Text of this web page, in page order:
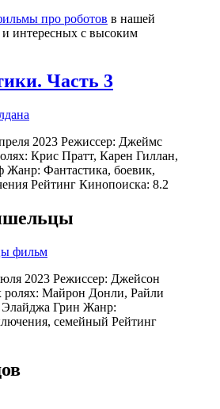
про роботов в нашей
интересных с высоким
Часть 3
2023 Режиссер: Джеймс
Крис Пратт, Карен Гиллан,
Фантастика, боевик,
Рейтинг Кинопоиска: 8.2
2023 Режиссер: Джейсон
Майрон Донли, Райли
Грин Жанр:
семейный Рейтинг